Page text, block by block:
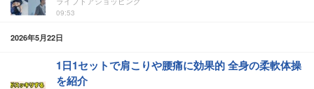
09:53
2026年5月22日
1日1セットで肩こりや腰痛に効果的 全身の柔軟体操
を紹介